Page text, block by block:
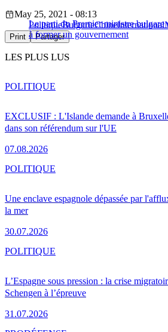
Le parti du Premier ministre bulgare
à former un gouvernement
May 25, 2021 - 08:13
PolitiqueBulgarieChineInternational
Print Partager
LES PLUS LUS
EXCLUSIF : L'Islande demande à
dans son référendum sur l'UE
07.08.2026
POLITIQUE
Une enclave espagnole dépassée par
la mer
30.07.2026
POLITIQUE
L’Espagne sous pression : la crise
Schengen à l’épreuve
31.07.2026
POLITIQUE